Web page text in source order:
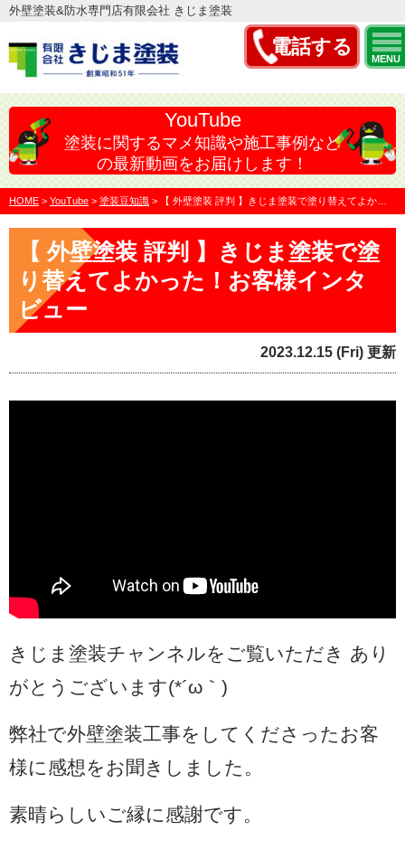
電話する
MENU
外壁塗装&防水専門店有限会社 きじま塗装
YouTube
塗装に関するマメ知識や施工事例など
の最新動画をお届けします！
HOME > YouTube > 塗装豆知識 > 【 外壁塗装 評判 】きじま塗装で塗り替えてよかった！お客…
【 外壁塗装 評判 】きじま塗装で塗
り替えてよかった！お客様インタ
ビュー
2023.12.15 (Fri) 更新
きじま塗装チャンネルをご覧いただき あり
がとうございます(*´ω｀)
弊社で外壁塗装工事をしてくださったお客
様に感想をお聞きしました。
素晴らしいご縁に感謝です。